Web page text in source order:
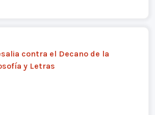
contra el Decano de la
y Letras